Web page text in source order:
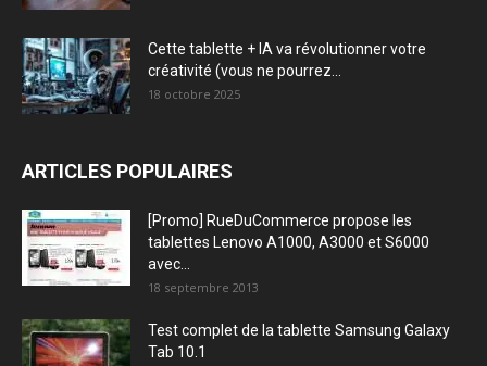
Cette tablette + IA va révolutionner votre
créativité (vous ne pourrez...
18 octobre 2025
ARTICLES POPULAIRES
[Promo] RueDuCommerce propose les
tablettes Lenovo A1000, A3000 et S6000
avec...
18 septembre 2013
Test complet de la tablette Samsung Galaxy
Tab 10.1